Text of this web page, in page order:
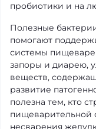
пробиотики и на
Полезные
помогают
системы
запоры и диарею,
веществ,
развитие
полезна тем, кто
пищеварительной
несварения